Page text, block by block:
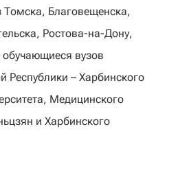
Томска, Благовещенска,
Ростова-на-Дону,
обучающиеся вузов
Республики – Харбинского
Медицинского
и Харбинского